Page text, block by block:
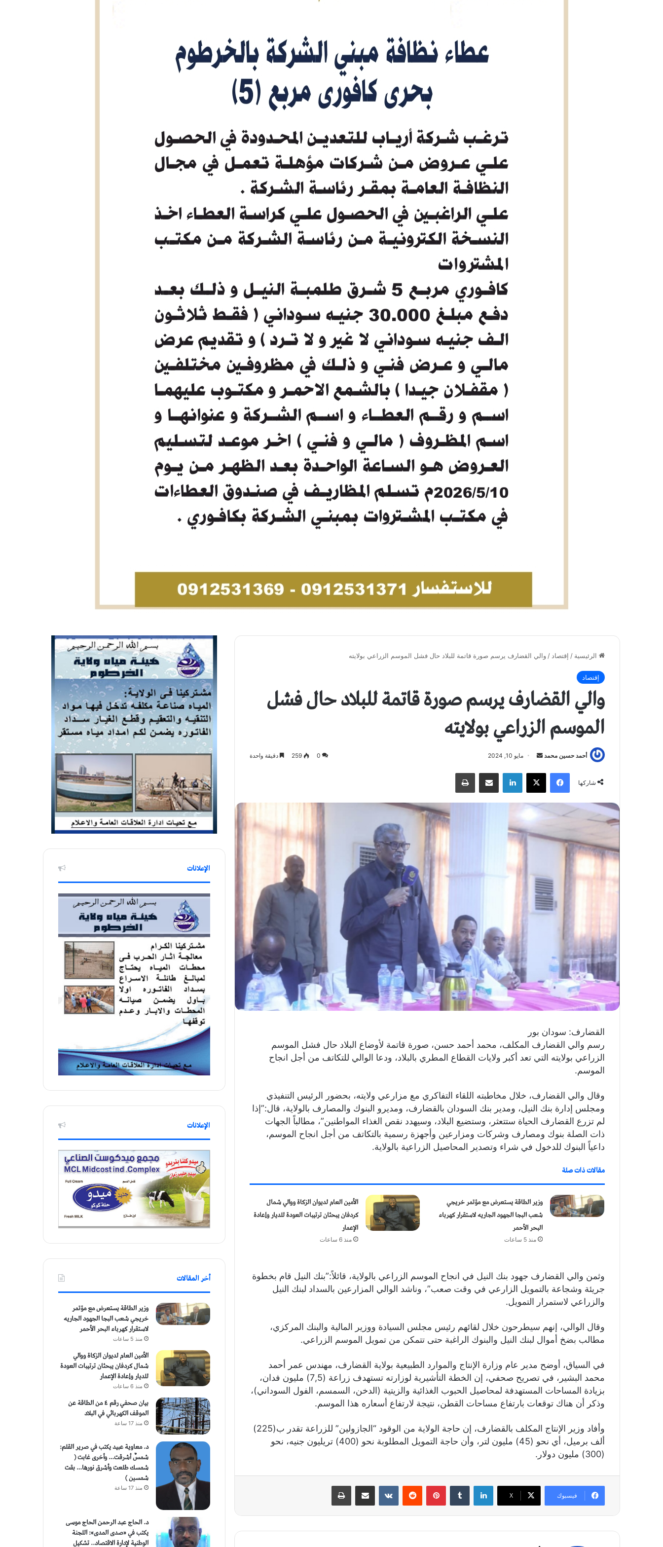
الرئيسية / إقتصاد / والي القضارف يرسم صورة قاتمة للبلاد حال فشل الموسم الزراعي بولايته
إقتصاد
والي القضارف يرسم صورة قاتمة للبلاد حال فشل
الموسم الزراعي بولايته
أحمد حسين محمد
س
ب
د
ل
ك
ت
ر
مايو 10, 2024 0
259 دقيقة واحدة
شاركها
فيسبوك لينكدإن
القضارف: سودان بور
رسم والي القضارف المكلف، محمد أحمد حسن، صورة قاتمة لأوضاع البلاد حال فشل الموسم
الزراعي بولايته التي تعد أكبر ولايات القطاع المطري بالبلاد، ودعا الوالي للتكاتف من أجل انجاح
الموسم.
وقال والي القضارف، خلال مخاطبته اللقاء التفاكري مع مزارعي ولايته، بحضور الرئيس التنفيذي
ومجلس إدارة بنك النيل، ومدير بنك السودان بالقضارف، ومديرو البنوك والمصارف بالولاية، قال:”إذا
لم تزرع القضارف الحياة ستتعثر، وستضيع البلاد، وسيهدد نقص الغذاء المواطنين”، مطالباً الجهات
ذات الصلة بنوك ومصارف وشركات ومزارعين وأجهزة رسمية بالتكاتف من أجل انجاح الموسم،
داعياً البنوك للدخول في شراء وتصدير المحاصيل الزراعية بالولاية.
مقالات ذات صلة
وزير الطاقة يستعرض مع مؤتمر خريجي
شعب البجا الجهود الجاريه لاستقرار كهرباء
البحر الأحمر
منذ 5 ساعات
الأمين العام لديوان الزكاة ووالي شمال
كردفان يبحثان ترتيبات العودة للديار وإعادة
الإعمار
منذ 6 ساعات
وثمن والي القضارف جهود بنك النيل في انجاح الموسم الزراعي بالولاية، قائلاً:”بنك النيل قام بخطوة
جريئة وشجاعة بالتمويل الزارعي في وقت صعب”، وناشد الوالي المزارعين بالسداد لبنك النيل
والزراعي لاستمرار التمويل.
وقال الوالي، إنهم سيطرحون خلال لقائهم رئيس مجلس السيادة ووزير المالية والبنك المركزي،
مطالب بضخ أموال لبنك النيل والبنوك الراغبة حتى تتمكن من تمويل الموسم الزراعي.
في السياق، أوضح مدير عام وزارة الإنتاج والموارد الطبيعية بولاية القضارف، مهندس عمر أحمد
محمد البشير، في تصريح صحفي، إن الخطة التأشيرية لوزارته تستهدف زراعة (7,5) مليون فدان،
بزيادة المساحات المستهدفة لمحاصيل الحبوب الغذائية والزيتية (الدخن، السمسم، الفول السوداني)،
وذكر أن هناك توقعات بارتفاع مساحات القطن، نتيجة لارتفاع أسعاره هذا الموسم.
وأفاد وزير الإنتاج المكلف بالقضارف، إن حاجة الولاية من الوقود “الجازولين” للزراعة تقدر ب(225)
ألف برميل، أي نحو (45) مليون لتر، وأن حاجة التمويل المطلوبة نحو (400) تريليون جنيه، نحو
(300) مليون دولار.
فيسبوك X
لينكدإن بينتيريست
الإعلانات
الإعلانات
أخر المقالات
وزير الطاقة يستعرض مع مؤتمر
خريجي شعب البجا الجهود الجاريه
لاستقرار كهرباء البحر الأحمر
منذ 5 ساعات
الأمين العام لديوان الزكاة ووالي
شمال كردفان يبحثان ترتيبات العودة
للديار وإعادة الإعمار
منذ 6 ساعات
بيان صحفي رقم ٤ من الطاقة ​عن
الموقف الكهربائي في البلاد
منذ 17 ساعة
د. معاوية عبيد يكتب في صرير القلم:
شمسٌ أشرقت… وأخرى غابت (
شمسك طلعت وأشرق نورها… بقت
شمسين )
منذ 17 ساعة
د. الحاج عبد الرحمن الحاج موسى
يكتب في «صدى المدى»: اللجنة
الوطنية لإدارة الاقتصاد.. تشكيل